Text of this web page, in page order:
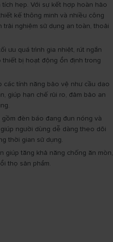
hẹp. Với sự kết hợp hoàn hảo
kế thông minh và nhiều công
trải nghiệm sử dụng an toàn, thoải
ưu quá trình gia nhiệt, rút ngắn
bị hoạt động ổn định trong
các tính năng bảo vệ như cầu dao
giúp hạn chế rủi ro, đảm bảo an
đèn báo đang đun nóng và
người dùng dễ dàng theo dõi
thời gian sử dụng.
giúp tăng khả năng chống ăn mòn,
thọ sản phẩm.